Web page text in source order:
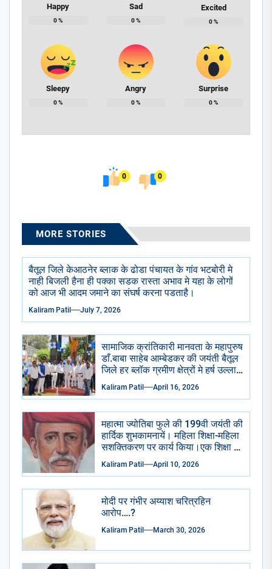
Happy
0%
Sad
0%
Excited
0%
Sleepy
0%
Angry
0%
Surprise
0%
0 0
MORE STORIES
बैतूल जिले केआठनेर ब्लाक के ढोडा पंचायत के गांव भटबोरी मे
नाही बिजली हैना ही पक्का सडक रास्ता अभाव मे यहा के लोगों
को आज भी आदम जमाने का संघर्ष करना पडताहै।
Kaliram Patil July 7, 2026
सामाजिक क्रांतिकारी मानवता के महापुरुष
डाँ.बाबा साहेब आम्बेडकर की जयंती बैतूल
जिले हर ब्लॉक ग्रमीण क्षेत्रों मे हर्ष उल्लास
से मनाई गई सभी सामाजिक राजनैतिक
प्रमुख संगठन भाजपा आप कांग्रेसीयो ने
अभिवादन किया . केक काटा गया ढोल
ढमाके साथ रैली निकाली गई।
Kaliram Patil April 16, 2026
महात्मा ज्योतिबा फुले की 199वी जयंती की
हार्दिक शुभकामनायें। महिला शिक्षा-महिला
सशक्तिकरण पर कार्य किया।एक शिक्षा के
अभाव मे शुद्रो का पतन हुआ है।
Kaliram Patil April 10, 2026
मोदी पर गंभीर अय्याश चरित्रहिन
आरोप….?
Kaliram Patil March 30, 2026